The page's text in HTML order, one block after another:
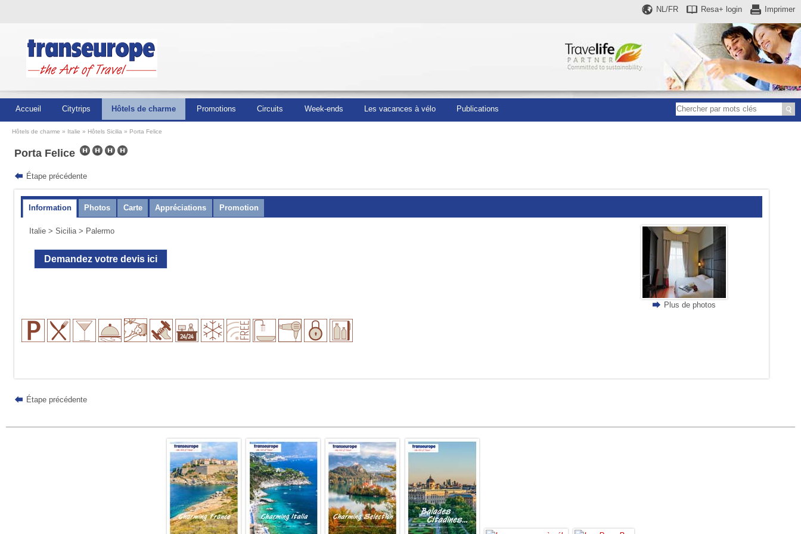
Imprimer
Resa+ login
NL/FR
Accueil Citytrips Hôtels de charme Promotions Circuits Week-ends Les vacances à vélo Publications
Hôtels de charme Italie Hôtels Sicilia Porta Felice
Porta Felice
Étape précédente
Information Photos Carte Appréciations Promotion
Italie >Sicilia > Palermo
Demandez votre devis ici
Plus de photos
Étape précédente